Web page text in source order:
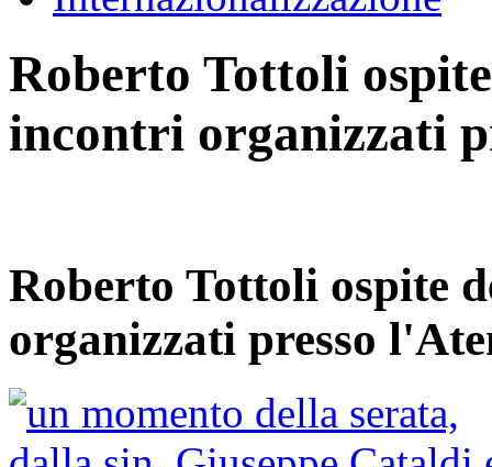
Roberto Tottoli
incontri organizzati
Roberto Tottoli ospite
organizzati presso